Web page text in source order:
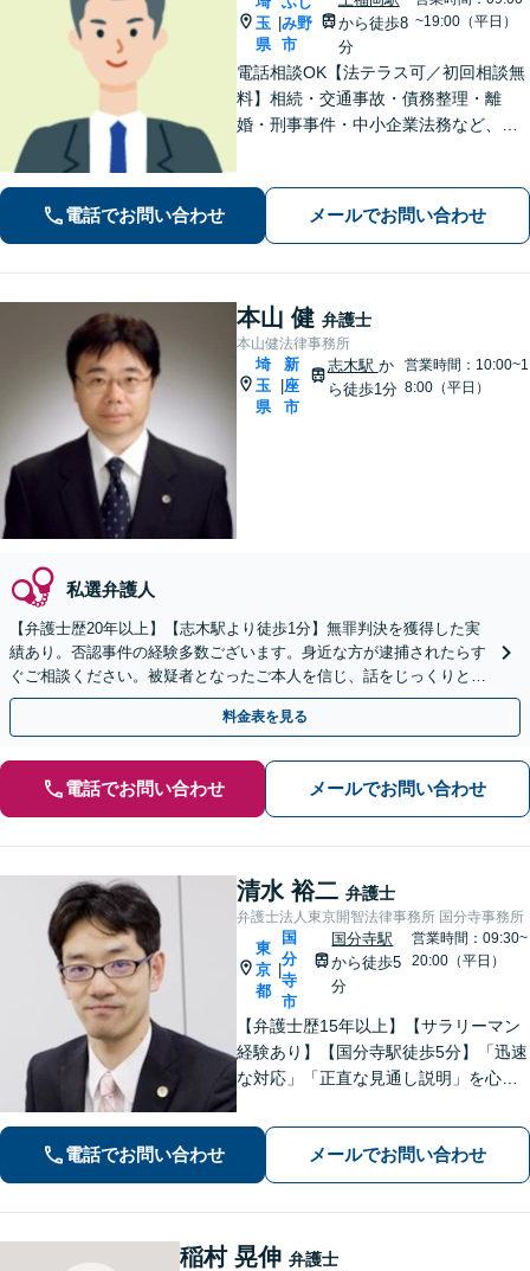
玉
県
み野
市
から徒歩8
分
~19:00（平日）
電話相談OK【法テラス可／初回相談無
料】相続・交通事故・債務整理・離
婚・刑事事件・中小企業法務など、お
へと導きます【休日夜間対応】【上福
岡駅8分】【駐車場あり】
電話でお問い合わせ メールでお問い合わせ
本山 健 弁護士
本山健法律事務所
埼
玉
県
新
座
市
志木駅 か
ら徒歩1分
営業時間：10:00~1
8:00（平日）
私選弁護人
【弁護士歴20年以上】【志木駅より徒歩1分】無罪判決を獲得した実
績あり。否認事件の経験多数ございます。身近な方が逮捕されたらす
ぐご相談ください。被疑者となったご本人を信じ、話をじっくりと伺
い、弁護活動を行います。面会も頻繁に対応。
料金表を見る
電話でお問い合わせ メールでお問い合わせ
清水 裕二 弁護士
弁護士法人東京開智法律事務所 国分寺事務所
東
京
都
|
国
分
寺
市
国分寺駅
から徒歩5
分
営業時間：09:30~
20:00（平日）
【弁護士歴15年以上】【サラリーマン
経験あり】【国分寺駅徒歩5分】「迅速
な対応」「正直な見通し説明」を心が
はじめ、私生活で生じるさまざまな悩
みに寄り添います！一人ひとりに最適
な解決策をご提案。【夜間・休日相談
可】
電話でお問い合わせ メールでお問い合わせ
稲村 晃伸 弁護士